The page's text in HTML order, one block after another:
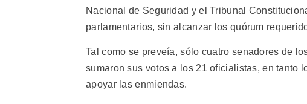
Nacional de Seguridad y el Tribunal
parlamentarios, sin alcanzar los quórum
Tal como se preveía, sólo cuatro senadores de
sumaron sus votos a los 21 oficialistas, en tanto
apoyar las enmiendas.